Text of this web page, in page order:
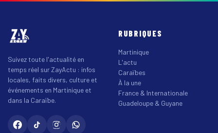
Suivez toute l'actualité en
temps réel sur ZayActu : infos
locales, faits divers, culture et
événements en Martinique et
dans la Caraïbe.
RUBRIQUES
Martinique
L'actu
Caraïbes
À la une
France & Internationale
Guadeloupe & Guyane